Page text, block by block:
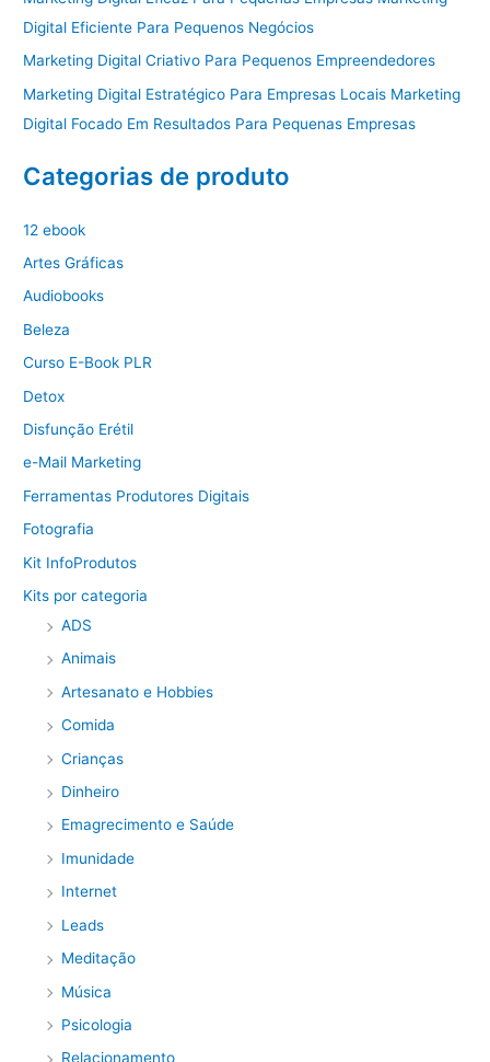
Digital Eficiente Para Pequenos Negócios
Marketing Digital Criativo Para Pequenos Empreendedores
Marketing Digital Estratégico Para Empresas Locais Marketing
Digital Focado Em Resultados Para Pequenas Empresas
Categorias de produto
12 ebook
Artes Gráficas
Audiobooks
Beleza
Curso E-Book PLR
Detox
Disfunção Erétil
e-Mail Marketing
Ferramentas Produtores Digitais
Fotografia
Kit InfoProdutos
Kits por categoria
ADS
Animais
Artesanato e Hobbies
Comida
Crianças
Dinheiro
Emagrecimento e Saúde
Imunidade
Internet
Leads
Meditação
Música
Psicologia
Relacionamento